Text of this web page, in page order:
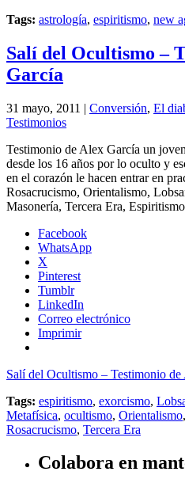
Tags: astrología, espiritismo, new
Salí del Ocultismo –
García
31 mayo, 2011 | Conversión, El
Testimonios
Testimonio de Alex García un
desde los 16 años por lo oculto y
en el corazón le hacen entrar en
Rosacrucismo, Orientalismo,
Masonería, Tercera Era,
Facebook
WhatsApp
X
Pinterest
Tumblr
LinkedIn
Correo electrónico
Imprimir
Salí del Ocultismo – Testimonio
Tags: espiritismo, exorcismo,
Metafísica, ocultismo, Orientalismo,
Rosacrucismo, Tercera Era
Colabora en